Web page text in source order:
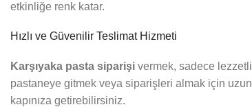
etkinliğe renk katar.
Hızlı ve Güvenilir Teslimat Hizmeti
Karşıyaka pasta siparişi vermek, sadece lezzetli
pastaneye gitmek veya siparişleri almak için
kapınıza getirebilirsiniz.